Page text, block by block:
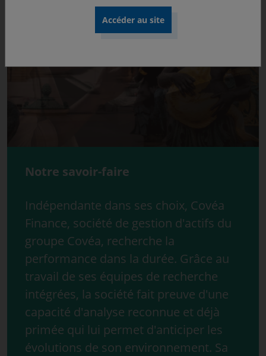
Notre savoir-faire
Indépendante dans ses choix, Covéa
Finance, société de gestion d'actifs du
groupe Covéa, recherche la
performance dans la durée. Grâce au
travail de ses équipes de recherche
intégrées, la société fait preuve d'une
capacité d'analyse reconnue et déjà
primée qui lui permet d'anticiper les
évolutions de son environnement. Sa